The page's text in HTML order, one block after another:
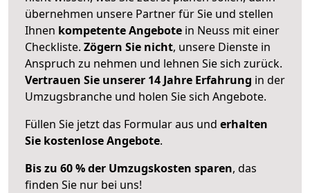
übernehmen unsere Partner für Sie und stellen
Ihnen kompetente Angebote in Neuss mit einer
Checkliste. Zögern Sie nicht, unsere Dienste in
Anspruch zu nehmen und lehnen Sie sich zurück.
Vertrauen Sie unserer 14 Jahre Erfahrung in der
Umzugsbranche und holen Sie sich Angebote.
Füllen Sie jetzt das Formular aus und erhalten
Sie kostenlose Angebote.
Bis zu 60 % der Umzugskosten sparen, das
finden Sie nur bei uns!